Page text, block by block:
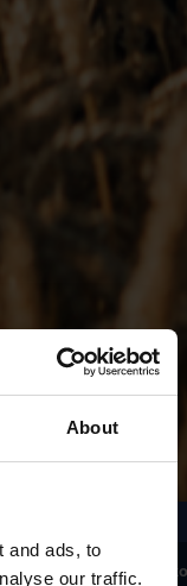
About
and ads, to
our traffic.
Ľudia
Prípady